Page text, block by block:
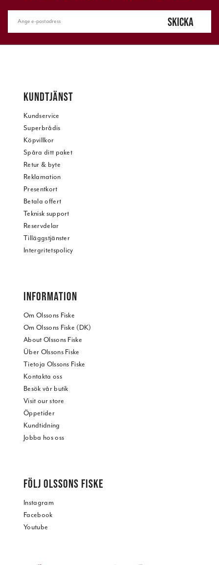
SKICKA
KUNDTJÄNST
Kundservice
Superbrådis
Köpvillkor
Spåra ditt paket
Retur & byte
Reklamation
Presentkort
Betala offert
Teknisk support
Reservdelar
Tilläggstjänster
Intergritetspolicy
INFORMATION
Om Olssons Fiske
Om Olssons Fiske (DK)
About Olssons Fiske
Über Olssons Fiske
Tietoja Olssons Fiske
Kontakta oss
Besök vår butik
Visit our store
Öppetider
Kundtidning
Jobba hos oss
FÖLJ OLSSONS FISKE
Instagram
Facebook
Youtube